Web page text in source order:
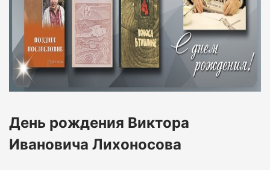
День рождения Виктора
Ивановича Лихоносова